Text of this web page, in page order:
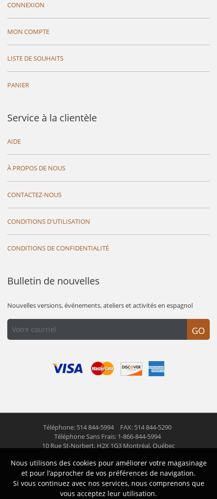
CONNEXION
MON COMPTE
LISTE DE SOUHAITS
PANIER
Service à la clientèle
AIDE
À PROPOS DE NOUS
CONTACTEZ-NOUS
CONDITIONS D'UTILISATION
CONDITIONS DE CONFIDENTIALITÉ
Bulletin de nouvelles
Nouvelles versions, événements, ateliers et activités en espagnol
GO
Téléphone: 514 844-5994
FAX: 514 844-5290
Téléphone Sans Frais: 1-866-844-5994
10 Rue St-Norbert, H2X 1G3 Montréal, Québec
© 2026 Las Americas inc. Tous droits réservés
Suivez nous
Nous utilisons des cookies pour améliorer votre magasinage
et pour l’approcher de vos préférences de navigation.
Si vous continuez avec nos services, nous comprenons que
vous acceptez leur utilisation.